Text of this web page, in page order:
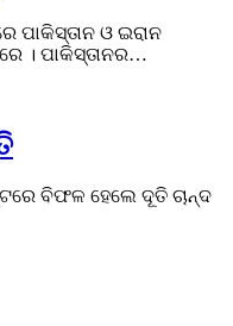
ପାକିସ୍ତାନ ଓ ଇରାନ
। ପାକିସ୍ତାନର…
ବିଫଳ ହେଲେ ଦୂତି ଚାନ୍ଦ